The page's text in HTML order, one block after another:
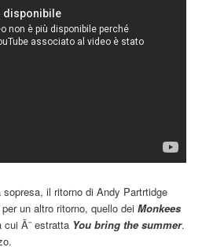
il ritorno di Andy Partrtidge
un altro ritorno, quello deiMonkees
Ã¨ estratta You bring the summer.